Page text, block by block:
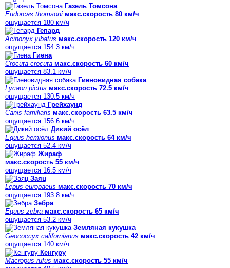
Газель Томсона
Eudorcas thomsoni макс.скорость 80 км/ч
ощущается 180 км/ч
Гепард
Acinonyx jubatus макс.скорость 120 км/ч
ощущается 154.3 км/ч
Гиена
Crocuta crocuta макс.скорость 60 км/ч
ощущается 83.1 км/ч
Гиеновидная собака
Lycaon pictus макс.скорость 72.5 км/ч
ощущается 130.5 км/ч
Грейхаунд
Canis familiaris макс.скорость 63.5 км/ч
ощущается 156.6 км/ч
Дикий осёл
Equus hemionus макс.скорость 64 км/ч
ощущается 52.4 км/ч
Жираф
макс.скорость 55 км/ч
ощущается 16.5 км/ч
Заяц
Lepus europaeus макс.скорость 70 км/ч
ощущается 193.8 км/ч
Зебра
Equus zebra макс.скорость 65 км/ч
ощущается 53.2 км/ч
Земляная кукушка
Geococcyx californianus макс.скорость 42 км/ч
ощущается 140 км/ч
Кенгуру
Macropus rufus макс.скорость 55 км/ч